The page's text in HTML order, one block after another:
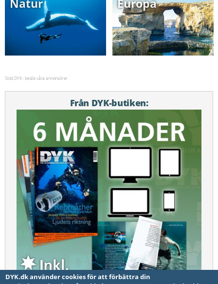
Natur Europa
Stöd DYK - besök våra annonsörer:
Från DYK-butiken:
DYK.dk använder cookies för att förbättra din